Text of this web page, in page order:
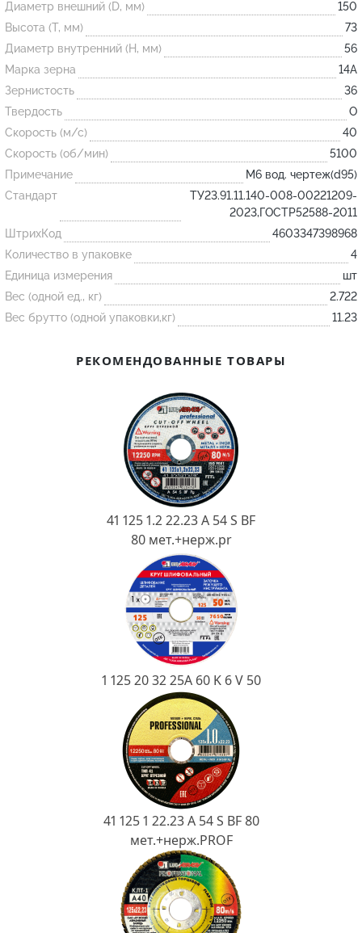
Огнеупорные
изделия
Скачать каталог
Тигель
Муфель
Шербер
Трубка
Стержень
Пробка
Подставка
Лодочка
Ковш разливочный
Огнеупорная SiC смесь
Диаметр внешний (D, мм)
150
Высота (T, мм)
73
Диаметр внутренний (H, мм)
56
Марка зерна
14А
Зернистость
36
Твердость
O
Скорость (м/с)
40
Скорость (об/мин)
5100
Примечание
М6 вод. чертеж(d95)
Стандарт
ТУ23.91.11.140-008-00221209-
2023,ГОСТР52588-2011
ШтрихКод
4603347398968
Количество в упаковке
4
Единица измерения
шт
Вес (одной ед., кг)
2.722
Вес брутто (одной упаковки,кг)
11.23
РЕКОМЕНДОВАННЫЕ ТОВАРЫ
41 125 1.2 22.23 A 54 S BF
80 мет.+нерж.pr
1 125 20 32 25А 60 K 6 V 50
41 125 1 22.23 A 54 S BF 80
мет.+нерж.PROF